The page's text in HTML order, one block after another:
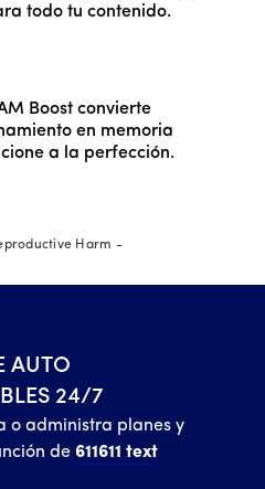
todo tu contenido.
Boost convierte
en memoria
a la perfección.
Harm -
AUTO
24/7
o administra planes y
de 611611 text